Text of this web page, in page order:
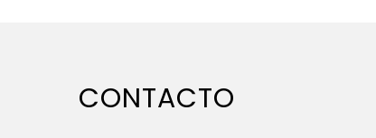
CONTACTO